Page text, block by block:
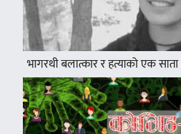
भागरथी बलात्कार र हत्याको एक